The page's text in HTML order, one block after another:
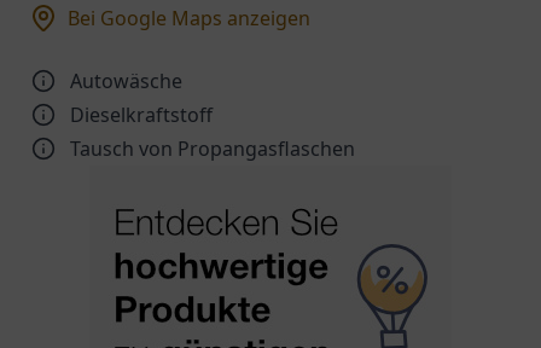
Bei Google Maps anzeigen
Autowäsche
Dieselkraftstoff
Tausch von Propangasflaschen